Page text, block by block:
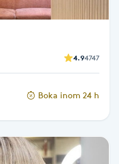
4.94747
Boka inom 24 h